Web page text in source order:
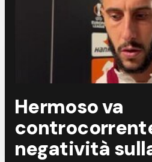
Hermoso va
negatività